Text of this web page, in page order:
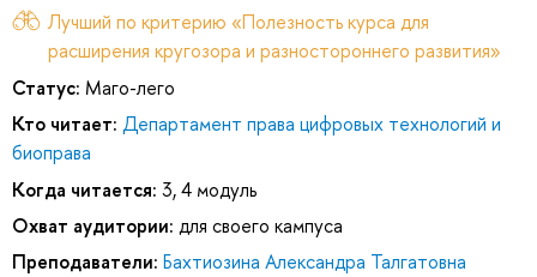
Лучший по критерию «Полезность курса для
расширения кругозора и разностороннего развития»
Статус: Маго-лего
Кто читает: Департамент права цифровых технологий и
биоправа
Когда читается: 3, 4 модуль
Охват аудитории: для своего кампуса
Преподаватели: Бахтиозина Александра Талгатовна